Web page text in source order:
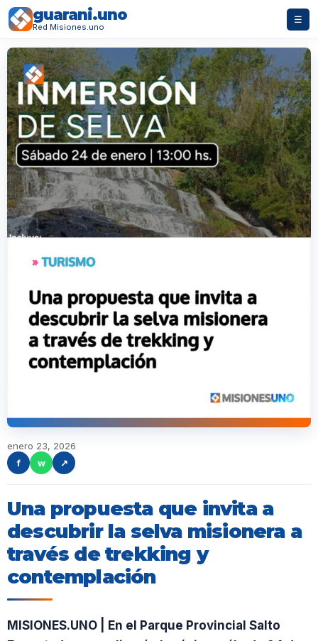
guarani.uno
Red Misiones.uno
☰
enero 23, 2026
f
w ↗
Una propuesta que invita a
descubrir la selva misionera a
través de trekking y
contemplación
MISIONES.UNO | En el Parque Provincial Salto